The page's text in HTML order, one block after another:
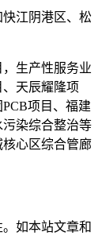
江阴港区、松
生产性服务业
天辰耀隆项
项目、福建
染综合整治等
心区综合管廊
如本站文章和